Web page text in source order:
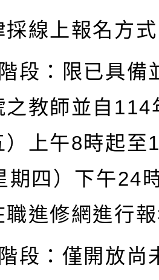
採線上報名方
階段：限已具備
教師並自 114
）上午8時起至
期四）下午24
職進修網進行
階段：僅開放尚